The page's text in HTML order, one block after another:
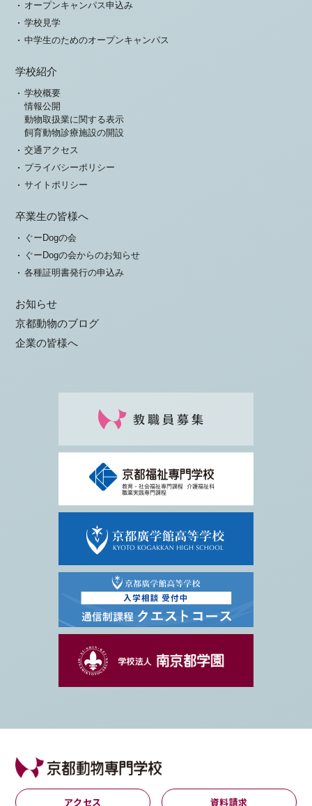
オープンキャンパス申込み
学校見学
中学生のためのオープンキャンパス
学校紹介
学校概要
情報公開
動物取扱業に関する表示
飼育動物診療施設の開設
交通アクセス
プライバシーポリシー
サイトポリシー
卒業生の皆様へ
ぐーDogの会
ぐーDogの会からのお知らせ
各種証明書発行の申込み
お知らせ
京都動物のブログ
企業の皆様へ
アクセス 資料請求